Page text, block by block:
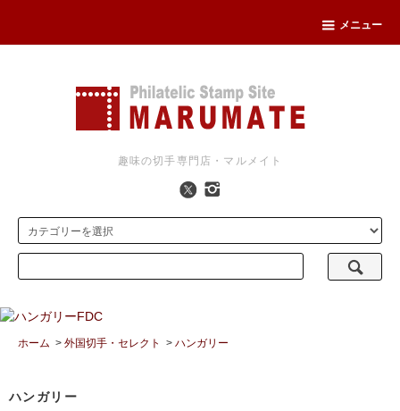
メニュー
趣味の切手専門店・マルメイト
ホーム > 外国切手・セレクト > ハンガリー
ハンガリー